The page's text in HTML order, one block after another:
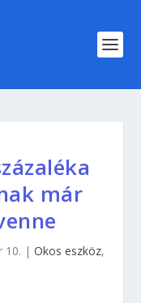
már
10. | Okos eszköz,